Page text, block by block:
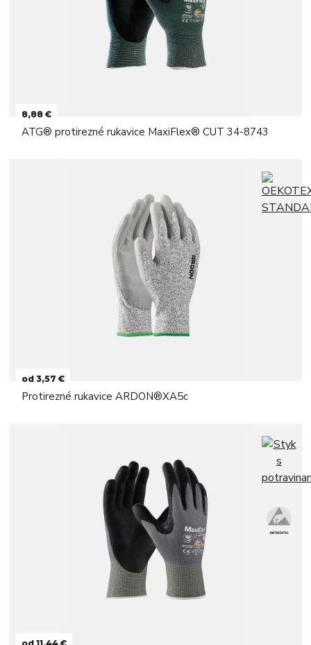
8,88 €
ATG® protirezné rukavice MaxiFlex® CUT 34-8743
od 3,57 €
Protirezné rukavice ARDON®XA5c